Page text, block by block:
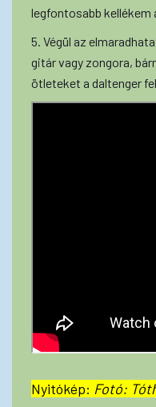
legfontosabb kellékem
5. Végül az
gitár vagy zongora,
ötleteket a daltenger
Nyitókép: Fotó: